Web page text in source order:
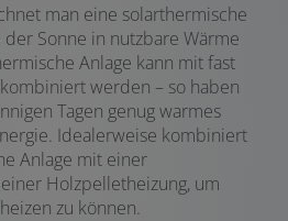
man eine solarthermische
Sonne in nutzbare Wärme
Anlage kann mit fast
werden – so haben
Tagen genug warmes
Idealerweise kombiniert
Anlage mit einer
Holzpelletheizung, um
zu können.